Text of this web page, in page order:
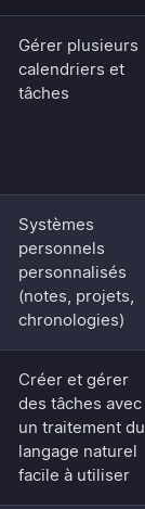
Gérer plusieurs
calendriers et
tâches
Systèmes
personnels
personnalisés
(notes, projets,
chronologies)
Créer et gérer
des tâches avec
un traitement du
langage naturel
facile à utiliser